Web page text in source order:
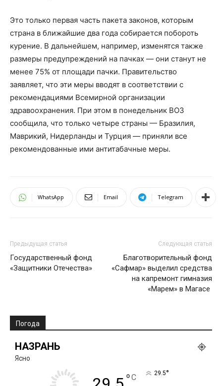
Это только первая часть пакета законов, которым
страна в ближайшие два года собирается побороть
курение. В дальнейшем, например, изменятся также
размеры предупреждений на пачках — они станут не
менее 75% от площади пачки. Правительство
заявляет, что эти меры вводят в соответствии с
рекомендациями Всемирной организации
здравоохранения. При этом в понедельник ВОЗ
сообщила, что только четыре страны — Бразилия,
Маврикий, Нидерланды и Турция — приняли все
рекомендованные ими антитабачные меры.
WhatsApp Email Telegram
Предыдущая статья
Государственный фонд
«Защитники Отечества»
Следующая статья
Благотворительный фонд
«Сафмар» выделил средства
на капремонт гимназия
«Марем» в Магасе
Погода
НАЗРАНЬ
Ясно
°C 29.5°